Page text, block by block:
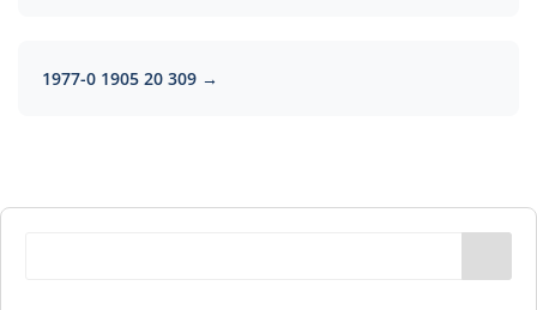
1977-0 1905 20 309 →